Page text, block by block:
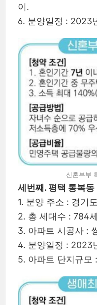
이.
6. 분양일정 : 2023
신혼부부
세번째. 평택 통복
1. 분양 주소 : 경기
2. 총 세대수 : 784
3. 아파트 시공사 :
4. 분양일정 : 2023
5. 아파트 단지규모